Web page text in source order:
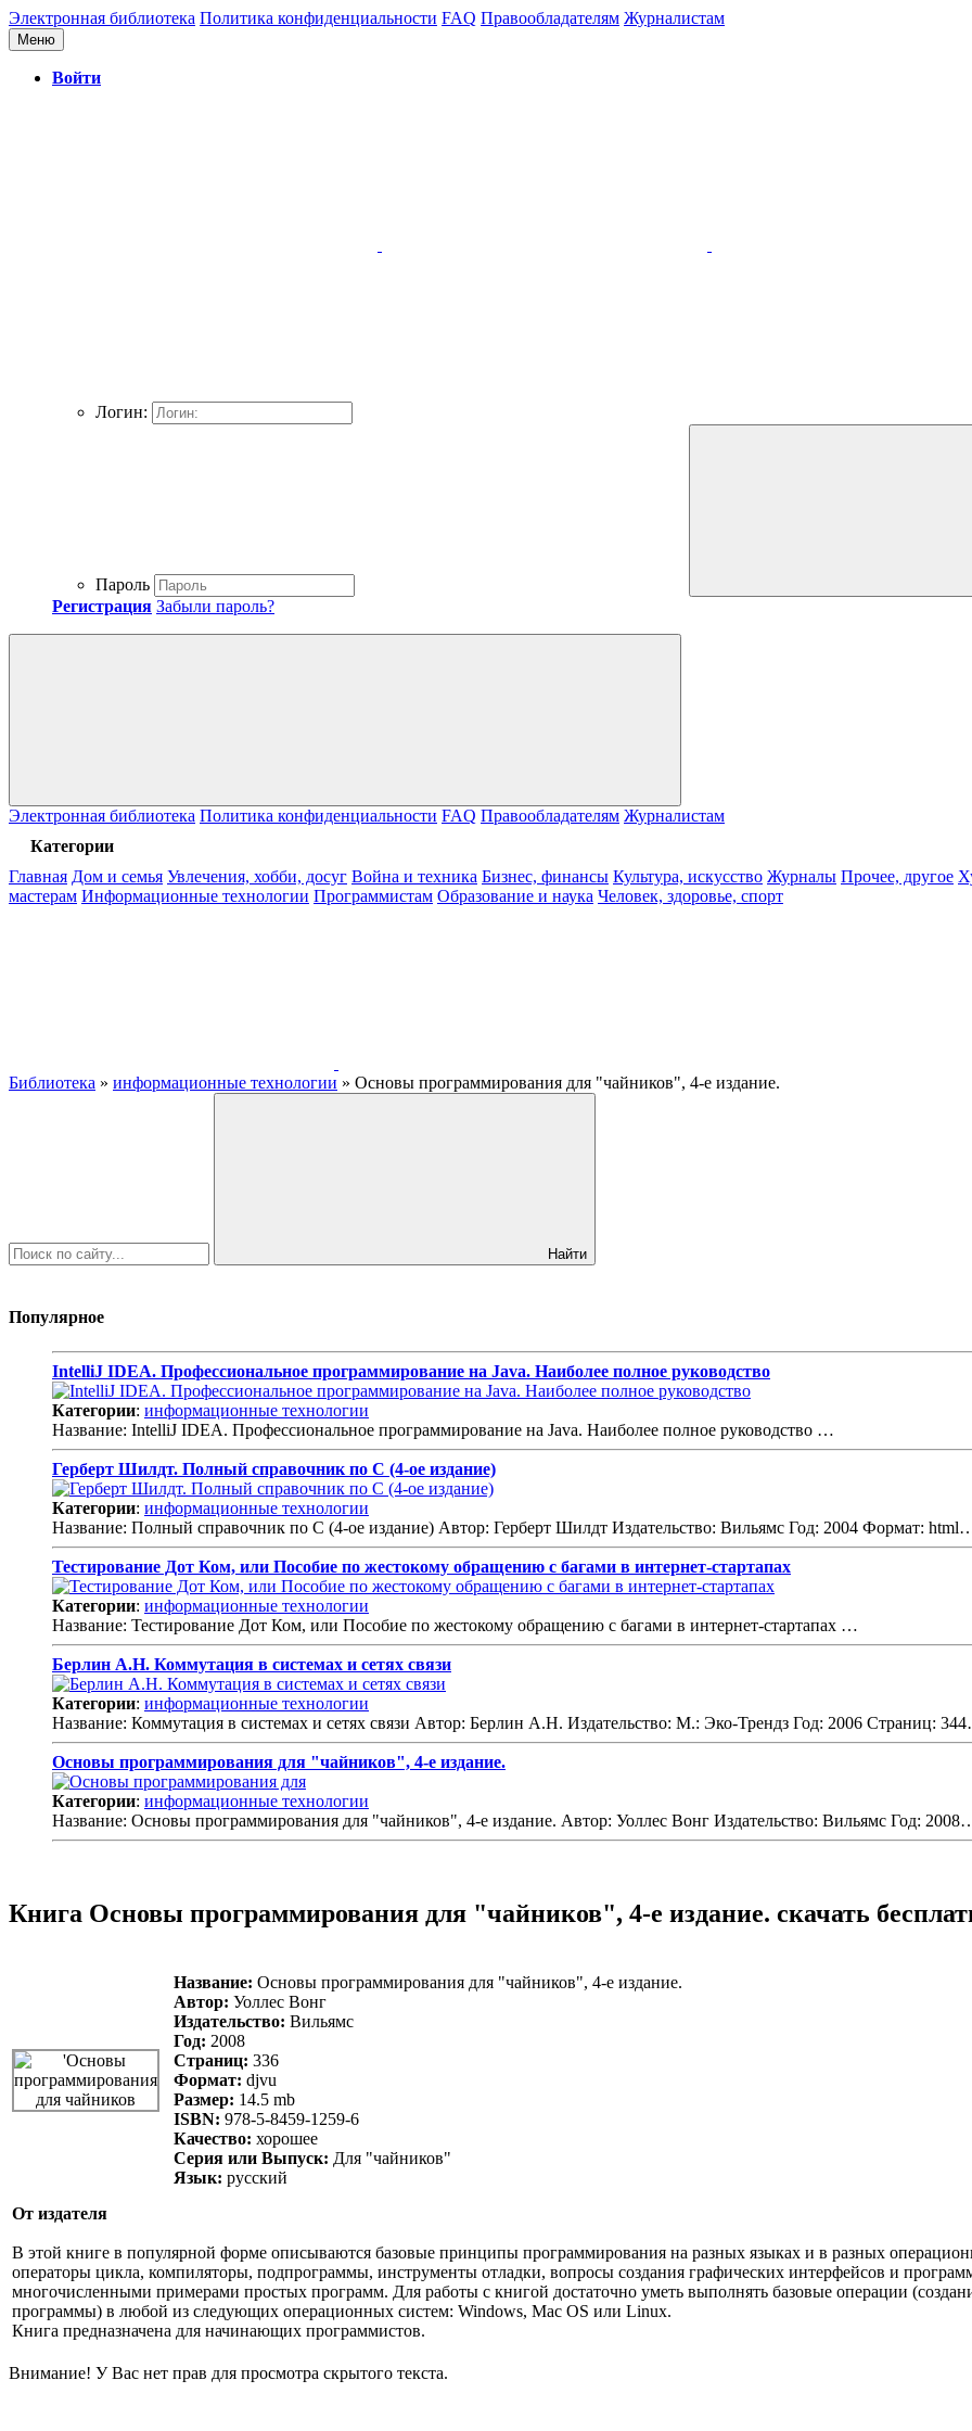
Электронная библиотека Политика конфиденциальности FAQ Правообладателям Журналистам
Меню
Войти
Логин:
Пароль
Регистрация Забыли пароль?
Электронная библиотека Политика конфиденциальности FAQ Правообладателям Журналистам
Категории
Главная Дом и семья Увлечения, хобби, досуг Война и техника Бизнес, финансы Культура, искусство Журналы Прочее, другое
мастерам Информационные технологии Программистам Образование и наука Человек, здоровье, спорт
Библиотека » информационные технологии » Основы программирования для "чайников", 4-е издание.
Найти
Популярное
IntelliJ IDEA. Профессиональное программирование на Java. Наиболее полное руководство
Категории: информационные технологии
Название: IntelliJ IDEA. Профессиональное программирование на Java. Наиболее полное руководство …
Герберт Шилдт. Полный справочник по С (4-ое издание)
Категории: информационные технологии
Название: Полный справочник по С (4-ое издание) Автор: Герберт Шилдт Издательство: Вильямс Год: 2004 Формат:
Тестирование Дот Ком, или Пособие по жестокому обращению с багами в интернет-стартапах
Категории: информационные технологии
Название: Тестирование Дот Ком, или Пособие по жестокому обращению с багами в интернет-стартапах …
Берлин А.Н. Коммутация в системах и сетях связи
Категории: информационные технологии
Название: Коммутация в системах и сетях связи Автор: Берлин А.Н. Издательство: М.: Эко-Трендз Год: 2006 Страниц:
Основы программирования для "чайников", 4-е издание.
Категории: информационные технологии
Название: Основы программирования для "чайников", 4-е издание. Автор: Уоллес Вонг Издательство: Вильямс Год:
Книга Основы программирования для "чайников", 4-е издание. скачать
Название: Основы программирования для "чайников", 4-е издание.
Автор: Уоллес Вонг
Издательство: Вильямс
Год: 2008
Страниц: 336
Формат: djvu
Размер: 14.5 mb
ISBN: 978-5-8459-1259-6
Качество: хорошее
Серия или Выпуск: Для "чайников"
Язык: русский
От издателя
В этой книге в популярной форме описываются базовые принципы программирования на разных языках и в разных
операторы цикла, компиляторы, подпрограммы, инструменты отладки, вопросы создания графических интерфейсов и
многочисленными примерами простых программ. Для работы с книгой достаточно уметь выполнять базовые операции
программы) в любой из следующих операционных систем: Windows, Mac OS или Linux.
Книга предназначена для начинающих программистов.
Внимание! У Вас нет прав для просмотра скрытого текста.